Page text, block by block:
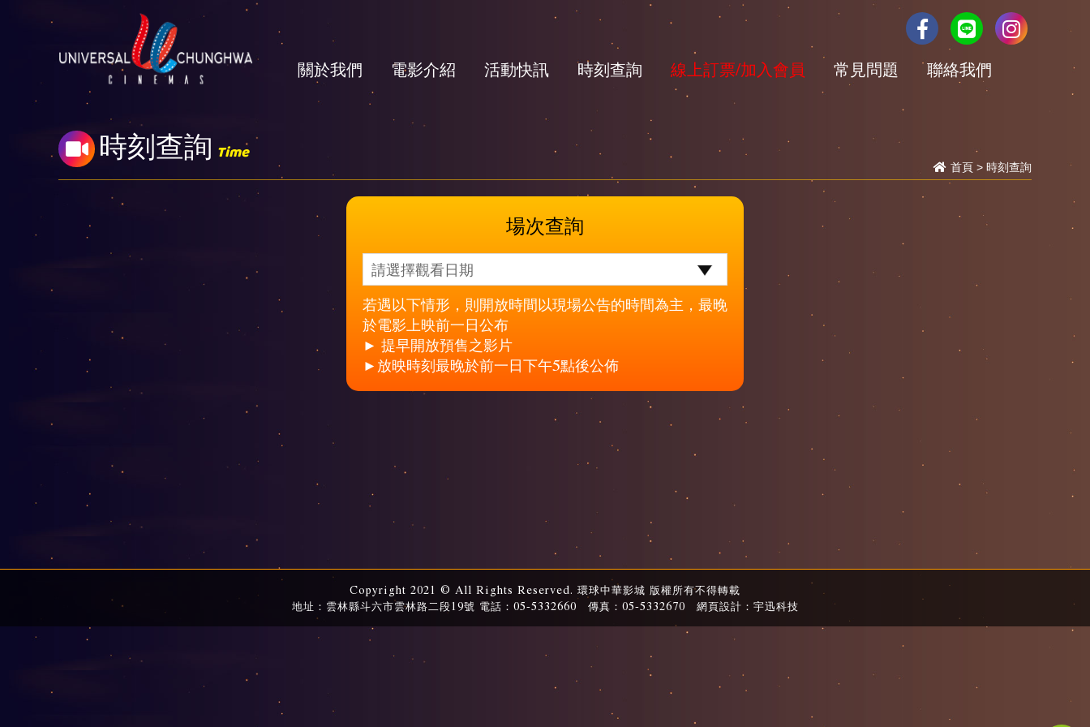
關於我們 電影介紹 活動快訊 時刻查詢 線上訂票/加入會員 常見問題 聯絡我們
時刻查詢 Time
首頁 > 時刻查詢
場次查詢
若遇以下情形，則開放時間以現場公告的時間為主，最晚
於電影上映前一日公布
► 提早開放預售之影片
►放映時刻最晚於前一日下午5點後公佈
Copyright 2021 © All Rights Reserved. 環球中華影城 版權所有不得轉載
地址：雲林縣斗六市雲林路二段19號 電話：05-5332660 傳真：05-5332670 網頁設計：宇迅科技